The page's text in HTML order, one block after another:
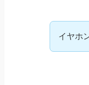
イヤホ